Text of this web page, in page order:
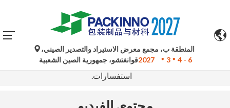
تُستخدم الترجمات الآلية من جوجل لأغراض مرجعية فقط وقد
تكون غير دقيقة. يُرجى الرجوع إلى النسخة الأصلية لأي
استفسارات.
المنطقة ب، مجمع معرض الاستيراد والتصدير الصيني،
قوانغتشو، جمهورية الصين الشعبية2027 3 4 - 6